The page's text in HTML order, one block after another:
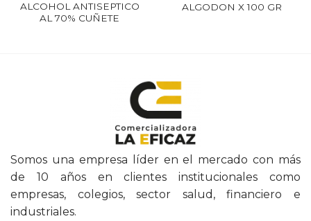
ALCOHOL ANTISEPTICO
AL 70% CUÑETE
ALGODON X 100 GR
Somos una empresa líder en el mercado con más
de 10 años en clientes institucionales como
empresas, colegios, sector salud, financiero e
industriales.